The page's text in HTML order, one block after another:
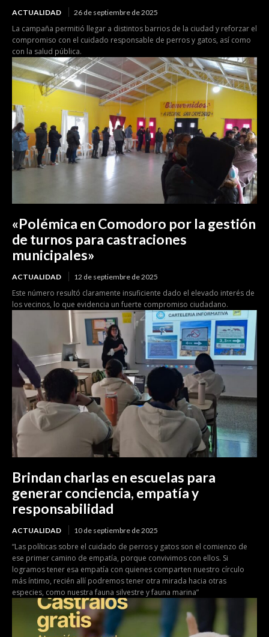
ACTUALIDAD 26 de septiembre de 2025
La campaña permitió llegar a distintos barrios de la ciudad y reforzar el
compromiso con el cuidado responsable de perros y gatos, así como
con la salud pública.
«Polémica en Comodoro por la gestión
de turnos para castraciones
municipales»
ACTUALIDAD 12 de septiembre de 2025
Este número resultó claramente insuficiente dado el elevado interés de
los vecinos, lo que evidencia un fuerte compromiso ciudadano.
Brindan charlas en escuelas para
generar conciencia, empatía y
responsabilidad
ACTUALIDAD 10 de septiembre de 2025
“Las políticas sobre el cuidado de perros y gatos son el comienzo de
ese primer camino de empatía, porque convivimos con ellos. Si
logramos tener esa empatía con quienes comparten nuestro círculo
más íntimo, recién allí podremos tener otra mirada hacia otras
especies, como nuestra fauna silvestre y fauna marina”